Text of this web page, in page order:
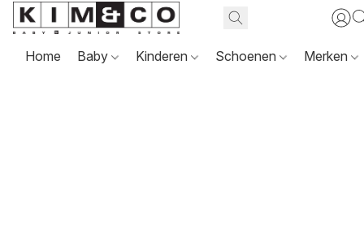
Home Baby Kinderen Schoenen Merken